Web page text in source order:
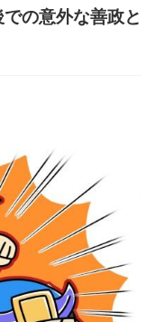
での意外な善政と